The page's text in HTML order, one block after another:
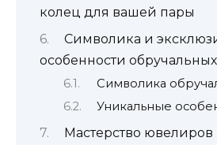
колец для вашей пары
Символика и
особенности
Символика
Уникальные
Мастерство ювелиров